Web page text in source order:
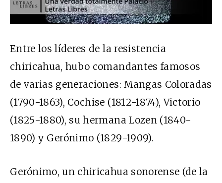
Entre los líderes de la resistencia
chiricahua, hubo comandantes famosos
de varias generaciones: Mangas Coloradas
(1790-1863), Cochise (1812-1874), Victorio
(1825-1880), su hermana Lozen (1840-
1890) y Gerónimo (1829-1909).
Gerónimo, un chiricahua sonorense (de la